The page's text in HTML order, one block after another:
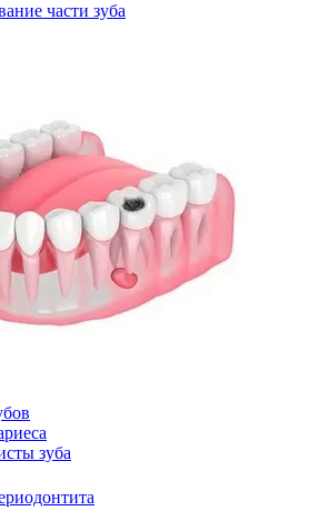
части зуба
зуба